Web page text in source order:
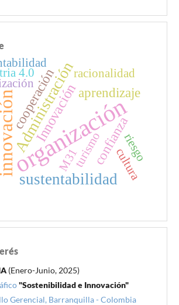
organización
Administración
sustentabilidad
Innovaciónaprendizaje
cooperación
confianza
M31 riesgo
4.0
cultura
racionalidad
turismo
(Enero-Junio, 2025)
"Sostenibilidad e Innovación"
Gerencial, Barranquilla - Colombia